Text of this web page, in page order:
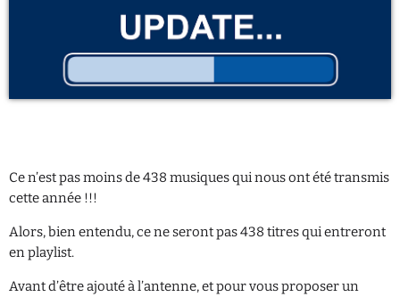
LES PLAYLISTS
Archives
mars 2025
février 2025
janvier 2025
Ce n’est pas moins de 438 musiques qui nous ont été transmis
cette année !!!
Alors, bien entendu, ce ne seront pas 438 titres qui entreront
en playlist.
Avant d’être ajouté à l’antenne, et pour vous proposer un